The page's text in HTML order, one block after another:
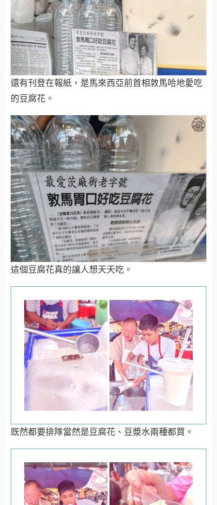
還有刊登在報紙，是馬來西亞前首相敦馬哈地愛吃
的豆腐花。
這個豆腐花真的讓人想天天吃。
既然都要排隊當然是豆腐花、豆漿水兩種都買。